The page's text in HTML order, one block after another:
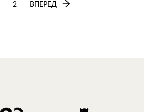
2 ВПЕРЕД